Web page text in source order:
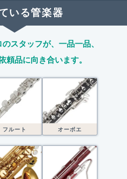
いる管楽器
スタッフが、 一品一品、
頼品に向き合います。
フルート オーボエ